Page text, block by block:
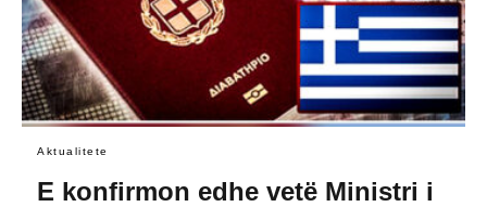
Aktualitete
E konfirmon edhe vetë Ministri i